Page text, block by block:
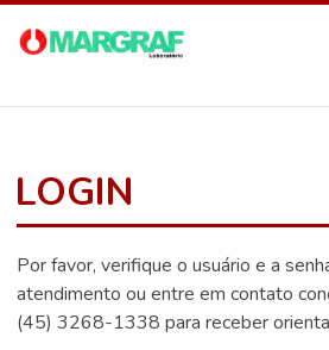
LOGIN
Por favor, verifique o usuário e a
atendimento ou entre em contato
(45) 3268-1338 para receber